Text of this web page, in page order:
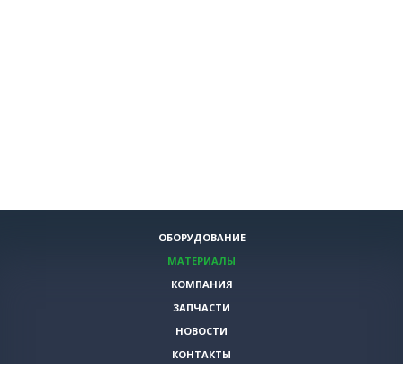
ОБОРУДОВАНИЕ
МАТЕРИАЛЫ
КОМПАНИЯ
ЗАПЧАСТИ
НОВОСТИ
КОНТАКТЫ